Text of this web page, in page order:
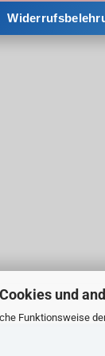
und
Funktionsweise